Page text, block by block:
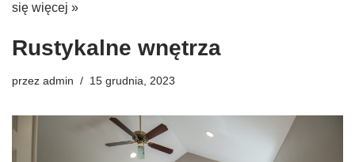
się więcej »
Rustykalne wnętrza
przez admin 15 grudnia, 2023